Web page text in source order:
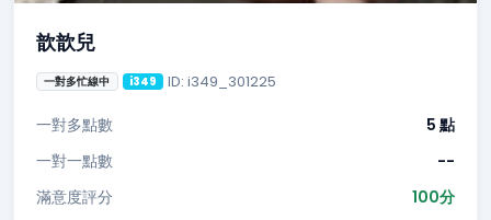
歆歆兒
一對多忙線中 i349 ID: i349_301225
一對多點數
5 點
一對一點數
--
滿意度評分
100分